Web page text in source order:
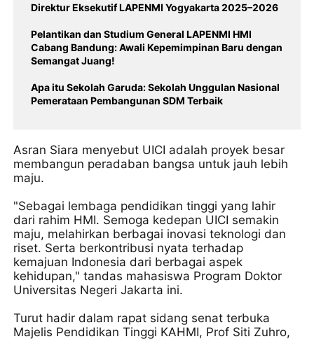
Direktur Eksekutif LAPENMI Yogyakarta 2025–2026
Pelantikan dan Studium General LAPENMI HMI
Cabang Bandung: Awali Kepemimpinan Baru dengan
Semangat Juang!
Apa itu Sekolah Garuda: Sekolah Unggulan Nasional
Pemerataan Pembangunan SDM Terbaik
Asran Siara menyebut UICI adalah proyek besar
membangun peradaban bangsa untuk jauh lebih
maju.
"Sebagai lembaga pendidikan tinggi yang lahir
dari rahim HMI. Semoga kedepan UICI semakin
maju, melahirkan berbagai inovasi teknologi dan
riset. Serta berkontribusi nyata terhadap
kemajuan Indonesia dari berbagai aspek
kehidupan," tandas mahasiswa Program Doktor
Universitas Negeri Jakarta ini.
Turut hadir dalam rapat sidang senat terbuka
Majelis Pendidikan Tinggi KAHMI, Prof Siti Zuhro,